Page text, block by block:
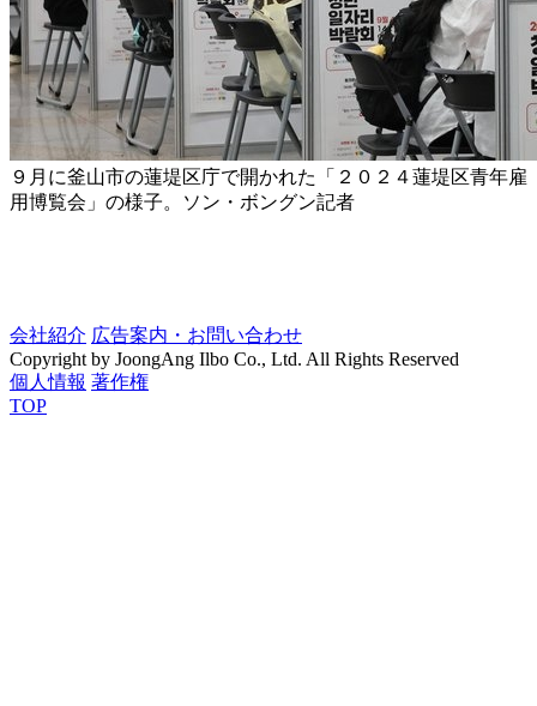
９月に釜山市の蓮堤区庁で開かれた「２０２４蓮堤区青年雇
用博覧会」の様子。ソン・ボングン記者
会社紹介 広告案内・お問い合わせ
Copyright by JoongAng Ilbo Co., Ltd. All Rights Reserved
個人情報 著作権
TOP